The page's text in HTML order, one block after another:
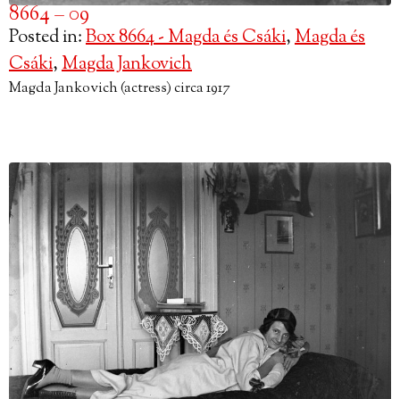
8664 – 09
Posted in:Box 8664 - Magda és Csáki,Magda és
Csáki,Magda Jankovich
Magda Jankovich (actress) circa 1917